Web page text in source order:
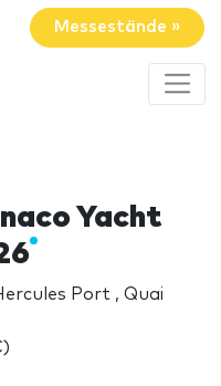
Messestände »
Yacht
Port , Quai